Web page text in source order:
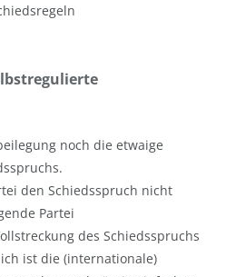
noch die etwaige
den Schiedsspruch nicht
Partei
des Schiedsspruchs
ist die (internationale)